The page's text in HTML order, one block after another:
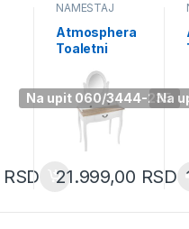
RSD
Na upit 060/3444-235
NAMEŠTAJ
Atmosphera
Toaletni
Chrysa 3
fioke beli
(131000A)
21.999,00 RSD
Na